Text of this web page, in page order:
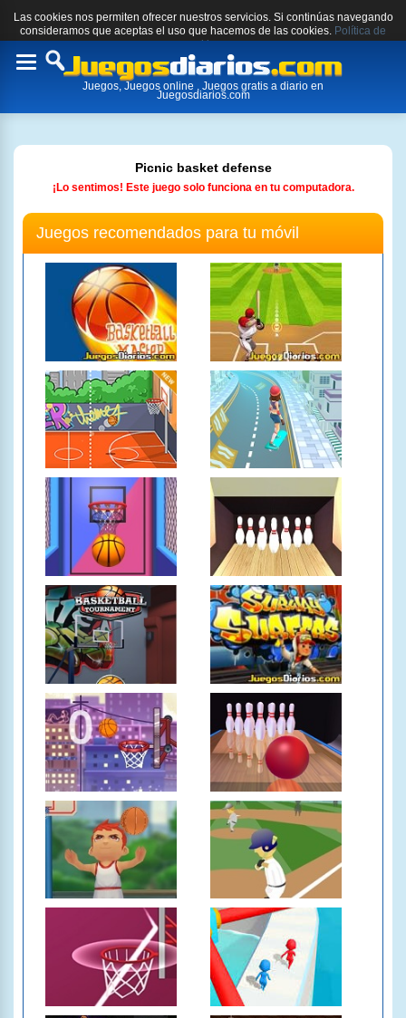
Las cookies nos permiten ofrecer nuestros servicios. Si continúas navegando
consideramos que aceptas el uso que hacemos de las cookies. Política de
cookies.
Toggle
Juegos, Juegos online , Juegos gratis a diario en
Juegosdiarios.com
Picnic basket defense
¡Lo sentimos! Este juego solo funciona en tu computadora.
Juegos recomendados para tu móvil